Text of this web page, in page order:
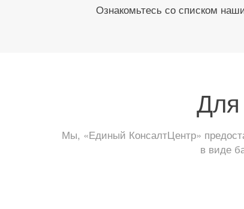
Ознакомьтесь со списком
Для
Мы, «Единый КонсалтЦентр»
в виде